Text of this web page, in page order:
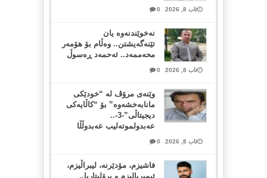
ئاب 8, 2026 0
نەخوێندنەوە یان
تێنەگەیشتن.. وەڵام بۆ هۆمەر
محەممەد.. ئەحمەد ڕەسوڵ
ئاب 8, 2026 0
وێنەی مرۆڤ لە “خودێکی
مانابەخشەوە” بۆ “کاڵایەکی
دیجیتاڵی”-3-..
عەبدولموتەلیب عەبدوڵڵا
ئاب 8, 2026 0
فاشیزم، مۆدێرنە، لیبراڵیزم،
ئیمپریالیزم و پرۆلیتاریا..